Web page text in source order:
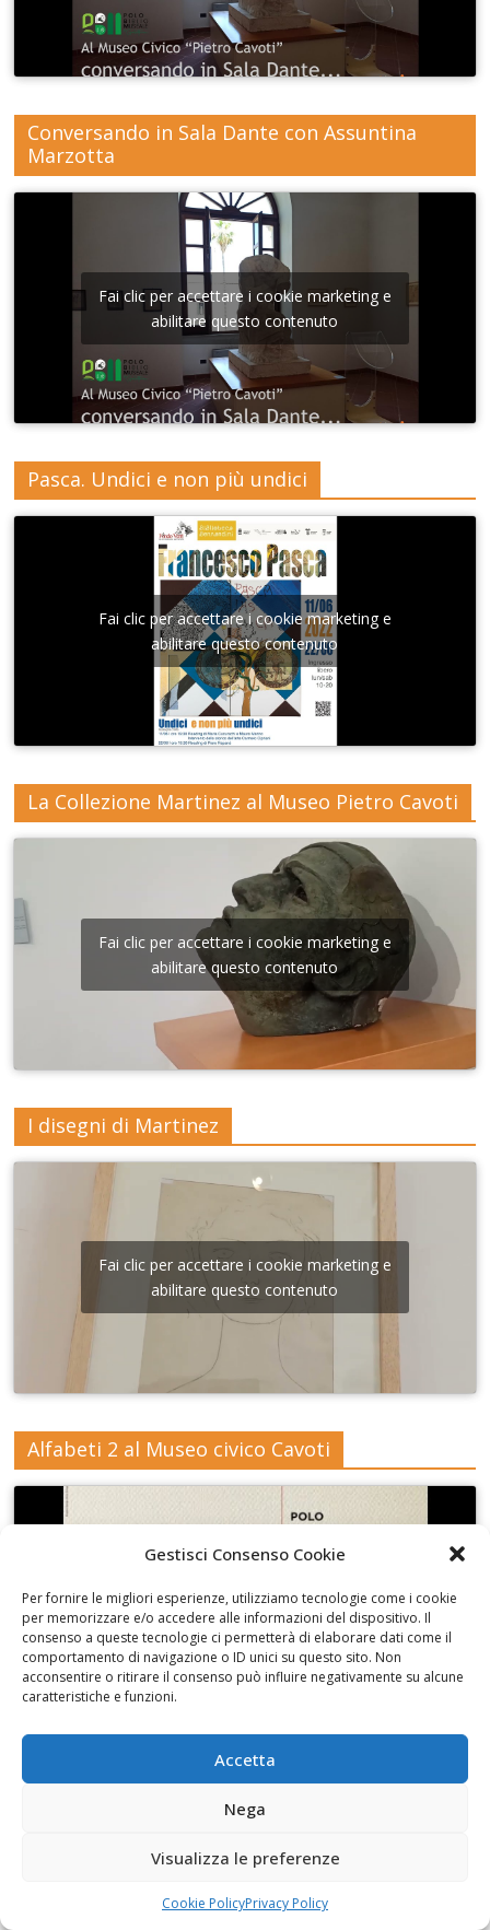
Gestisci Consenso Cookie
Per fornire le migliori esperienze, utilizziamo tecnologie come i cookie
per memorizzare e/o accedere alle informazioni del dispositivo. Il
consenso a queste tecnologie ci permetterà di elaborare dati come il
comportamento di navigazione o ID unici su questo sito. Non
acconsentire o ritirare il consenso può influire negativamente su alcune
caratteristiche e funzioni.
Accetta
Nega
Visualizza le preferenze
Cookie PolicyPrivacy Policy
Conversando in Sala Dante con Assuntina
Marzotta
Fai clic per accettare i cookie marketing e
abilitare questo contenuto
Pasca. Undici e non più undici
Fai clic per accettare i cookie marketing e
abilitare questo contenuto
La Collezione Martinez al Museo Pietro Cavoti
Fai clic per accettare i cookie marketing e
abilitare questo contenuto
I disegni di Martinez
Fai clic per accettare i cookie marketing e
abilitare questo contenuto
Alfabeti 2 al Museo civico Cavoti
Fai clic per accettare i cookie marketing e
abilitare questo contenuto
L’altra scultura di Sava
Fai clic per accettare i cookie marketing e